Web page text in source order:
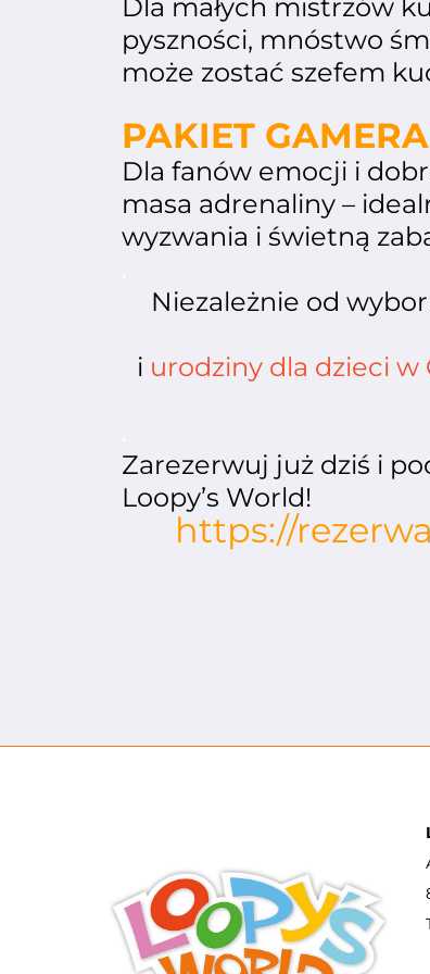
Dla małych mistrzów
pyszności, mnóstwo
może zostać szefem
PAKIET
Dla fanów emocji i
masa adrenaliny –
wyzwania i świetną
Niezależnie od
i urodziny dla dzieci w
Zarezerwuj już dziś i
Loopy’s World!
https://